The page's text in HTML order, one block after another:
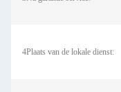
4Plaats van de lokale dienst: